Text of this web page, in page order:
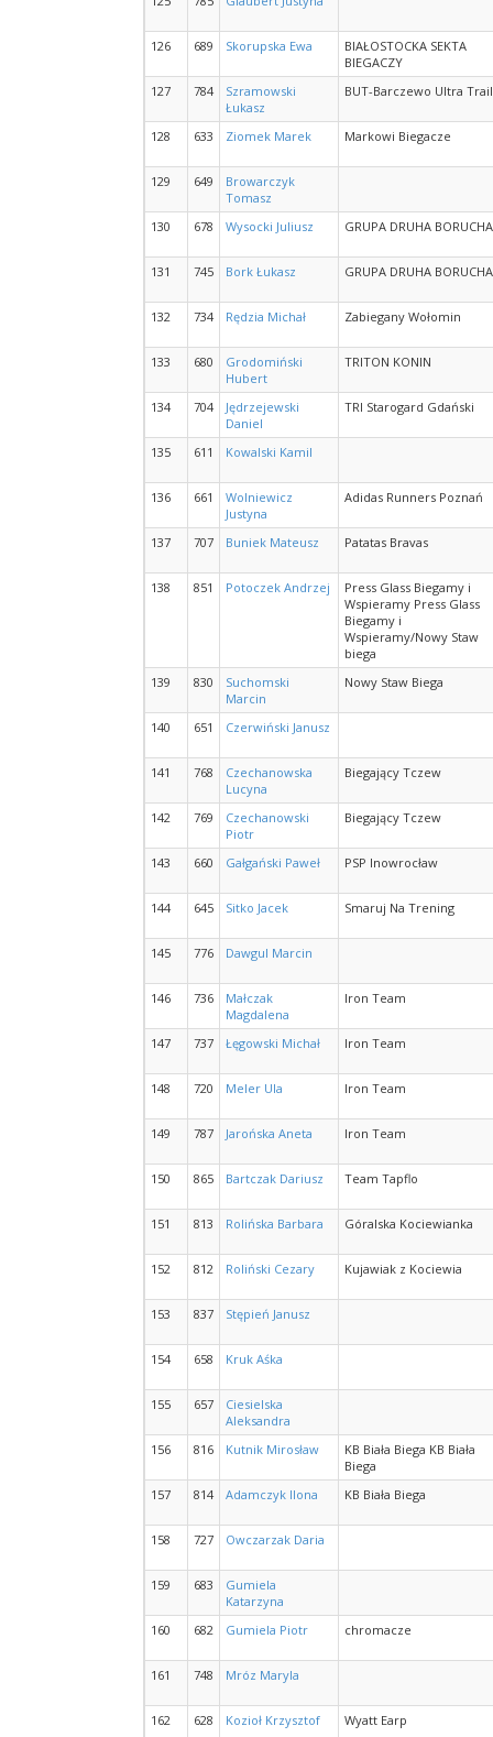
126 689 Skorupska Ewa
BIAŁOSTOCKA SEKTA
BIEGACZY
127
784
Szramowski
Łukasz
BUT-Barczewo Ultra Trail
128 633 Ziomek Marek Markowi Biegacze
129 649
Browarczyk
Tomasz
130
678 Wysocki Juliusz GRUPA DRUHA BORUCHA
131 745 Bork Łukasz GRUPA DRUHA BORUCHA
132 734 Rędzia Michał Zabiegany Wołomin
133 680
Grodomiński
Hubert
TRITON KONIN
134 704
Jędrzejewski
Daniel
TRI Starogard Gdański
135 611 Kowalski Kamil
136 661
Wolniewicz
Justyna
Adidas Runners Poznań
137 707 Buniek Mateusz Patatas Bravas
138 851 Potoczek Andrzej
Press Glass Biegamy i
Wspieramy Press Glass
Biegamy i
Wspieramy/Nowy Staw
biega
139
830
Suchomski
Marcin
Nowy Staw Biega
140 651 Czerwiński Janusz
141 768
Czechanowska
Lucyna
Biegający Tczew
142 769
Czechanowski
Piotr
Biegający Tczew
143 660 Gałgański Paweł PSP Inowrocław
144 645 Sitko Jacek Smaruj Na Trening
145 776 Dawgul Marcin
146 736
Małczak
Magdalena
Iron Team
147 737 Łęgowski Michał Iron Team
148 720 Meler Ula Iron Team
149 787 Jarońska Aneta Iron Team
150 865 Bartczak Dariusz Team Tapflo
151 813 Rolińska Barbara Góralska Kociewianka
152 812 Roliński Cezary Kujawiak z Kociewia
153 837 Stępień Janusz
154 658 Kruk Aśka
155 657
Ciesielska
Aleksandra
156
816 Kutnik Mirosław
KB Biała Biega KB Biała
Biega
157
814 Adamczyk Ilona KB Biała Biega
158 727 Owczarzak Daria
159 683
Gumiela
Katarzyna
160
682 Gumiela Piotr chromacze
161 748 Mróz Maryla
162 628 Kozioł Krzysztof Wyatt Earp